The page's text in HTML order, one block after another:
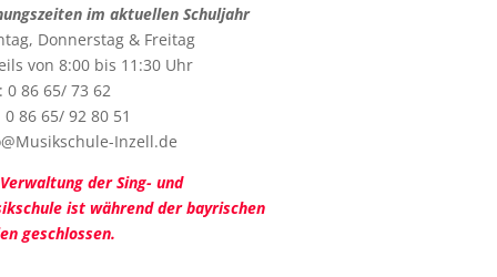
im aktuellen Schuljahr
Donnerstag & Freitag
von 8:00 bis 11:30 Uhr
0 86 65/ 73 62
0 86 65/ 92 80 51
Inzell.de
der Sing- und
ist während der bayrischen
geschlossen.